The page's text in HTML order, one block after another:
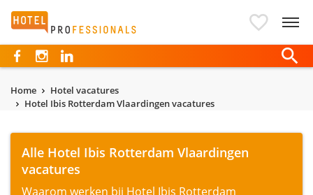
Hotelprofessionals
Home
Hotel vacatures
Hotel Ibis Rotterdam Vlaardingen vacatures
Alle Hotel Ibis Rotterdam Vlaardingen
vacatures
Waarom werken bij Hotel Ibis Rotterdam